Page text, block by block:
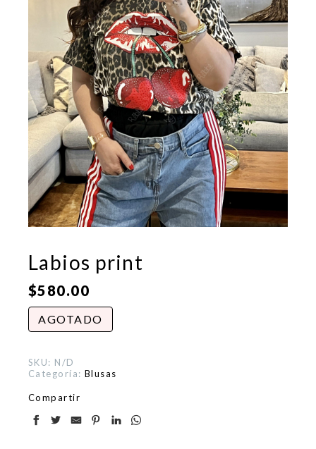
Labios print
$580.00
AGOTADO
SKU: N/D
Categoría: Blusas
Compartir